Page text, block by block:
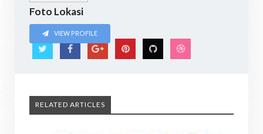
Foto Lokasi
VIEW PROFILE
RELATED ARTICLES